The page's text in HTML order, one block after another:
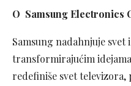
O Samsung Electronics
Samsung nadahnjuje
transformirajućim
redefiniše svet